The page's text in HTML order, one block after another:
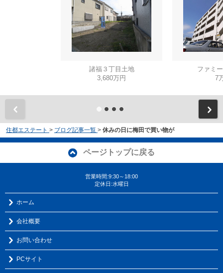
諸福３丁目土地
3,680万円
ファミ
7
住都エステート > ブログ記事一覧 > 休みの日に梅田で買い物が
ページトップに戻る
営業時間:9:30～18:00
定休日:水曜日
ホーム
会社概要
お問い合わせ
PCサイト